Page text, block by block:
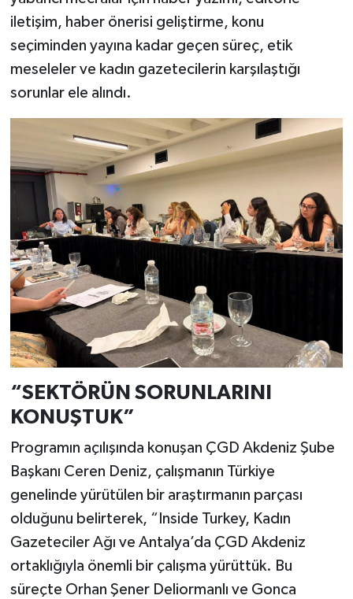
iletişim, haber önerisi geliştirme, konu
seçiminden yayına kadar geçen süreç, etik
meseleler ve kadın gazetecilerin karşılaştığı
sorunlar ele alındı.
“SEKTÖRÜN SORUNLARINI
KONUŞTUK”
Programın açılışında konuşan ÇGD Akdeniz Şube
Başkanı Ceren Deniz, çalışmanın Türkiye
genelinde yürütülen bir araştırmanın parçası
olduğunu belirterek, “Inside Turkey, Kadın
Gazeteciler Ağı ve Antalya’da ÇGD Akdeniz
ortaklığıyla önemli bir çalışma yürüttük. Bu
süreçte Orhan Şener Deliormanlı ve Gonca